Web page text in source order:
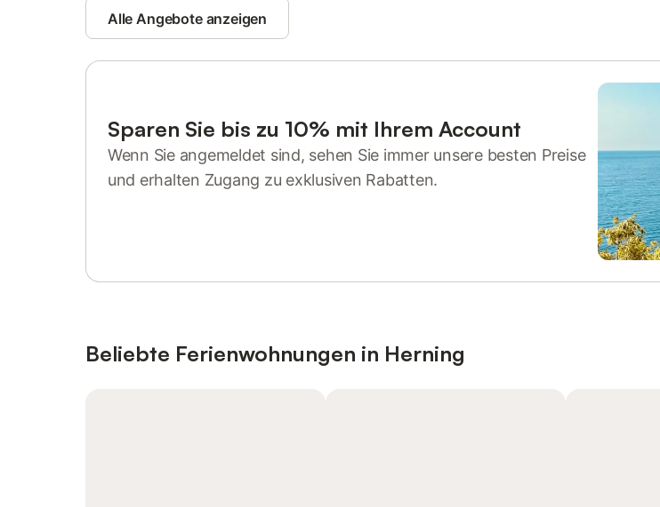
Alle Angebote anzeigen
Sparen Sie bis zu 10% mit Ihrem Account
Wenn Sie angemeldet sind, sehen Sie immer unsere besten Preise
und erhalten Zugang zu exklusiven Rabatten.
Beliebte Ferienwohnungen in Herning